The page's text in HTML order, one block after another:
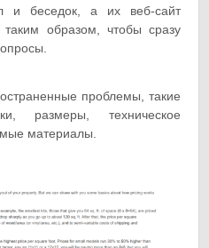
и беседок, а их веб-сайт
таким образом, чтобы сразу
проблемы, такие
размеры, техническое
материалы.